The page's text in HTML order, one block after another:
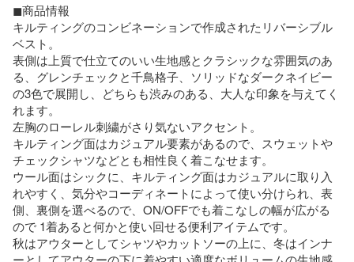
◼︎商品情報
キルティングのコンビネーションで作成されたリバーシブル
ベスト。
表側は上質で仕立てのいい生地感とクラシックな雰囲気のあ
る、グレンチェックと千鳥格子、ソリッドなダークネイビー
の3色で展開し、どちらも渋みのある、大人な印象を与えてく
れます。
左胸のローレル刺繍がさり気ないアクセント。
キルティング面はカジュアル要素があるので、スウェットや
チェックシャツなどとも相性良く着こなせます。
ウール面はシックに、キルティング面はカジュアルに取り入
れやすく、気分やコーディネートによって使い分けられ、表
側、裏側を選べるので、ON/OFFでも着こなしの幅が広がる
ので 1着あると何かと使い回せる便利アイテムです。
秋はアウターとしてシャツやカットソーの上に、冬はインナ